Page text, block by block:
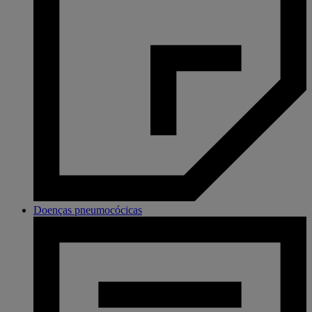
Doenças pneumocócicas